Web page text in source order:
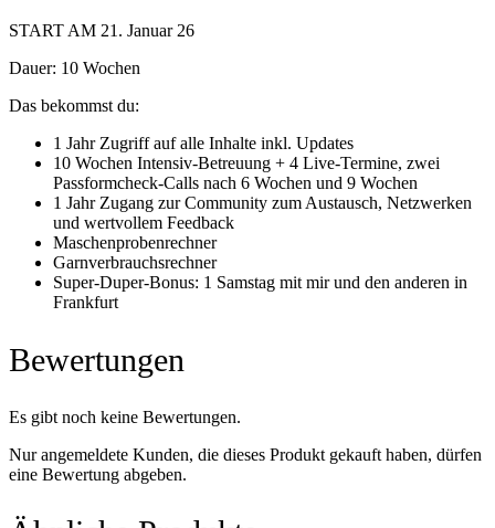
START AM 21. Januar 26
Dauer: 10 Wochen
Das bekommst du:
1 Jahr Zugriff auf alle Inhalte inkl. Updates
10 Wochen Intensiv-Betreuung + 4 Live-Termine, zwei
Passformcheck-Calls nach 6 Wochen und 9 Wochen
1 Jahr Zugang zur Community zum Austausch, Netzwerken
und wertvollem Feedback
Maschenprobenrechner
Garnverbrauchsrechner
Super-Duper-Bonus: 1 Samstag mit mir und den anderen in
Frankfurt
Bewertungen
Es gibt noch keine Bewertungen.
Nur angemeldete Kunden, die dieses Produkt gekauft haben, dürfen
eine Bewertung abgeben.